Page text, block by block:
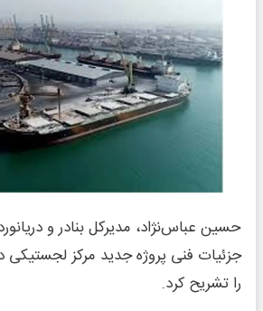
حسین عباس‌نژاد، مدیرکل بنادر و
جزئیات فنی پروژه جدید مرکز لجستیکی
را تشریح کرد.